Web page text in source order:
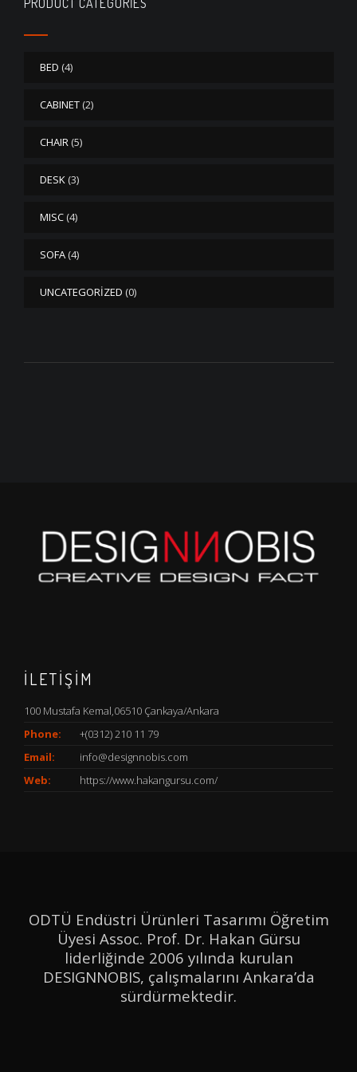
PRODUCT CATEGORIES
BED (4)
CABINET (2)
CHAIR (5)
DESK (3)
MISC (4)
SOFA (4)
UNCATEGORIZED (0)
İLETİŞİM
100 Mustafa Kemal,06510 Çankaya/Ankara
Phone:
+(0312) 210 11 79
Email:
info@designnobis.com
Web:
https://www.hakangursu.com/
ODTÜ Endüstri Ürünleri Tasarımı Öğretim
Üyesi Assoc. Prof. Dr. Hakan Gürsu
liderliğinde 2006 yılında kurulan
DESIGNNOBIS, çalışmalarını Ankara’da
sürdürmektedir.